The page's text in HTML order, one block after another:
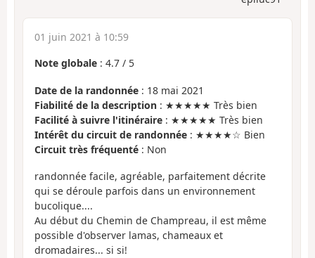
01 juin 2021 à 10:59
Note globale : 4.7 / 5
Date de la randonnée : 18 mai 2021
Fiabilité de la description : ★★★★★ Très bien
Facilité à suivre l'itinéraire : ★★★★★ Très bien
Intérêt du circuit de randonnée : ★★★★☆ Bien
Circuit très fréquenté : Non
randonnée facile, agréable, parfaitement décrite
qui se déroule parfois dans un environnement
bucolique....
Au début du Chemin de Champreau, il est même
possible d'observer lamas, chameaux et
dromadaires... si si!